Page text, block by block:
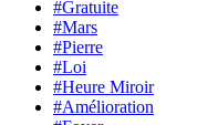
#Gratuite
#Mars
#Pierre
#Loi
#Heure Miroir
#Amélioration